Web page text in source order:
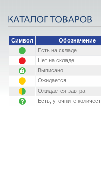
Символ
Обозначение
Есть на складе
Нет на складе
Выписано
Ожидается
Ожидается завтра
Есть, уточните